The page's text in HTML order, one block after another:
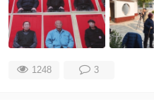
1248 3